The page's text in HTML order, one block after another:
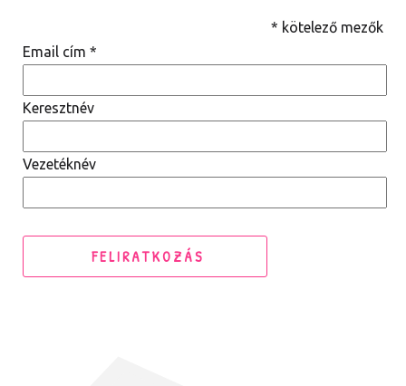
* kötelező mezők
Email cím *
Keresztnév
Vezetéknév